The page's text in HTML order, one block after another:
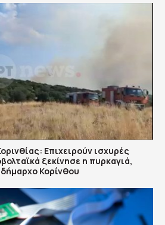
Επιχειρούν ισχυρές
ξεκίνησε η πυρκαγιά,
Κορίνθου